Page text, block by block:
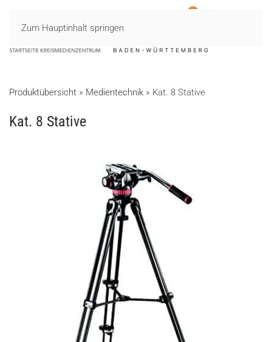
Zum Hauptinhalt springen
Produktübersicht » Medientechnik » Kat. 8 Stative
Kat. 8 Stative